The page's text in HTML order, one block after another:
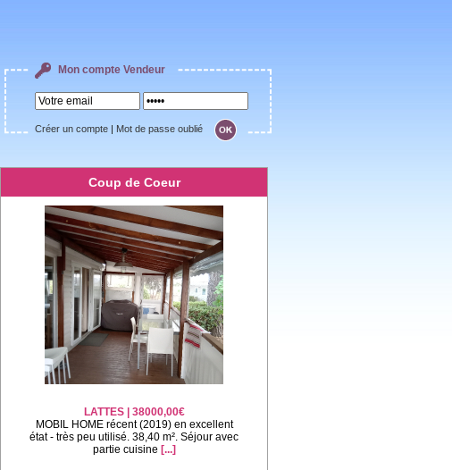
Mon compte Vendeur
Créer un compte Mot de passe oublié
Coup de Coeur
LATTES | 38000,00€
MOBIL HOME récent (2019) en excellent
état - très peu utilisé. 38,40 m². Séjour avec
partie cuisine [...]